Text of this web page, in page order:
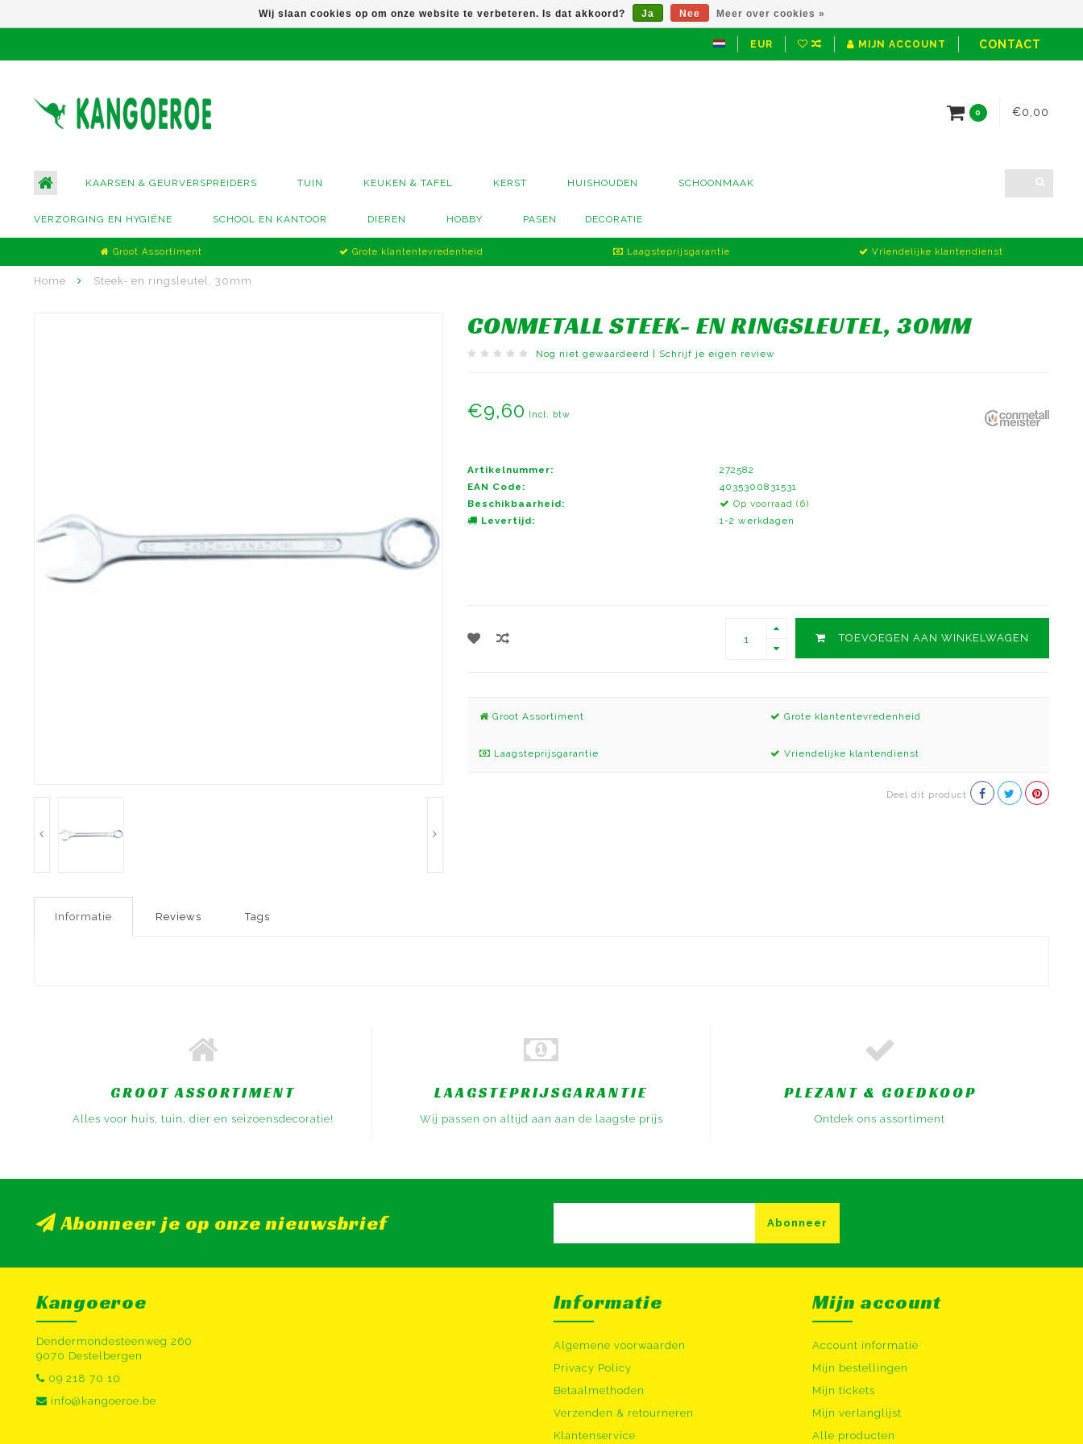
EUR MIJN ACCOUNT CONTACT
0 €0,00
KAARSEN & GEURVERSPREIDERS TUIN KEUKEN & TAFEL KERST HUISHOUDEN SCHOONMAAK
VERZORGING EN HYGIËNE SCHOOL EN KANTOOR DIEREN HOBBY PASEN DECORATIE
Groot Assortiment Grote klantentevredenheid Laagsteprijsgarantie Vriendelijke klantendienst
Home Steek- en ringsleutel, 30mm
CONMETALL STEEK- EN RINGSLEUTEL, 30MM
Nog niet gewaardeerd Schrijf je eigen review
€9,60 Incl. btw
Artikelnummer:
272582
EAN Code:
4035300831531
Beschikbaarheid:
Op voorraad (6)
Levertijd:
1-2 werkdagen
TOEVOEGEN AAN WINKELWAGEN
Groot Assortiment Grote klantentevredenheid
Laagsteprijsgarantie Vriendelijke klantendienst
Deel dit product
Informatie Reviews Tags
Wij slaan cookies op om onze website te verbeteren. Is dat akkoord? Ja Nee Meer over cookies »
GROOT ASSORTIMENT
Alles voor huis, tuin, dier en seizoensdecoratie!
LAAGSTEPRIJSGARANTIE
Wij passen on altijd aan aan de laagste prijs
PLEZANT & GOEDKOOP
Ontdek ons assortiment
Abonneer je op onze nieuwsbrief Abonneer
Kangoeroe
Dendermondesteenweg 260
9070 Destelbergen
09 218 70 10
info@kangoeroe.be
Informatie
Algemene voorwaarden
Privacy Policy
Betaalmethoden
Verzenden & retourneren
Klantenservice
Mijn account
Account informatie
Mijn bestellingen
Mijn tickets
Mijn verlanglijst
Alle producten